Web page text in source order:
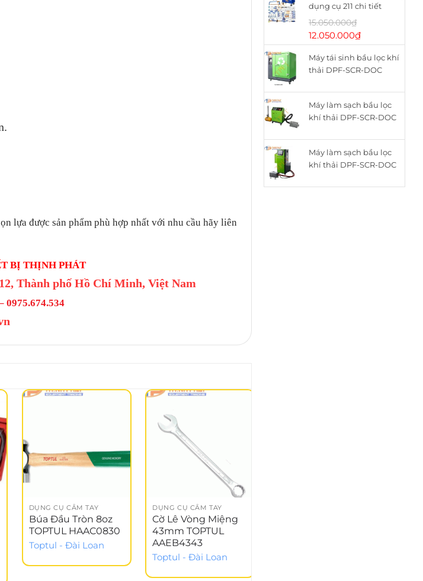
dụng cụ 211 chi tiết
WHS2111 WADFOW
15.050.000₫
Giá
gốc
là:
15.050.000₫.
12.050.000₫Giá
hiện
tại
là:
Máy tái sinh bầu lọc khí
thải DPF-SCR-DOC
cơ Diesel ZQYM-518C
Máy làm sạch bầu lọc
khí thải DPF-SCR-DOC
ZQYM A8
Máy làm sạch bầu lọc
khí thải DPF-SCR-DOC
ZQYM 508A
lựa được sản phẩm phù hợp nhất với nhu cầu hãy liên
BỊ THỊNH PHÁT
Thành phố Hồ Chí Minh, Việt Nam
0975.674.534
DỤNG CỤ CẦM TAY
Búa Đầu Tròn 8oz
TOPTUL HAAC0830
Toptul - Đài Loan
DỤNG CỤ CẦM TAY
Cờ Lê Vòng Miệng
43mm TOPTUL
AAEB4343
Toptul - Đài Loan